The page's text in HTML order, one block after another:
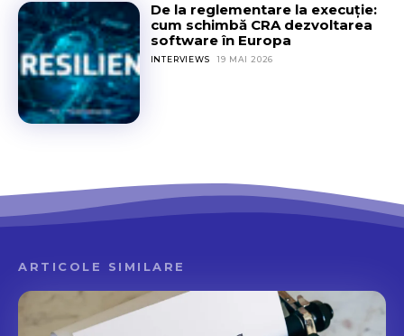
De la reglementare la execuție:
cum schimbă CRA dezvoltarea
software în Europa
INTERVIEWS 19 MAI 2026
ARTICOLE SIMILARE